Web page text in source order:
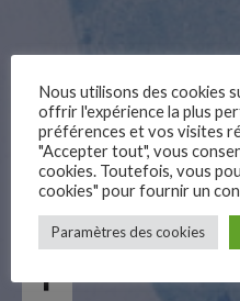
Nous utilisons des cookies
offrir l'expérience la plus
préférences et vos visites
"Accepter tout", vous
cookies. Toutefois, vous
cookies" pour fournir un
Paramètres des cookies